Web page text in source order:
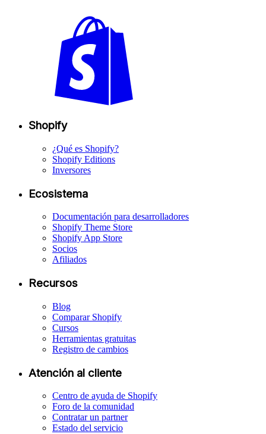
Shopify
¿Qué es Shopify?
Shopify Editions
Inversores
Ecosistema
Documentación para desarrolladores
Shopify Theme Store
Shopify App Store
Socios
Afiliados
Recursos
Blog
Comparar Shopify
Cursos
Herramientas gratuitas
Registro de cambios
Atención al cliente
Centro de ayuda de Shopify
Foro de la comunidad
Contratar un partner
Estado del servicio